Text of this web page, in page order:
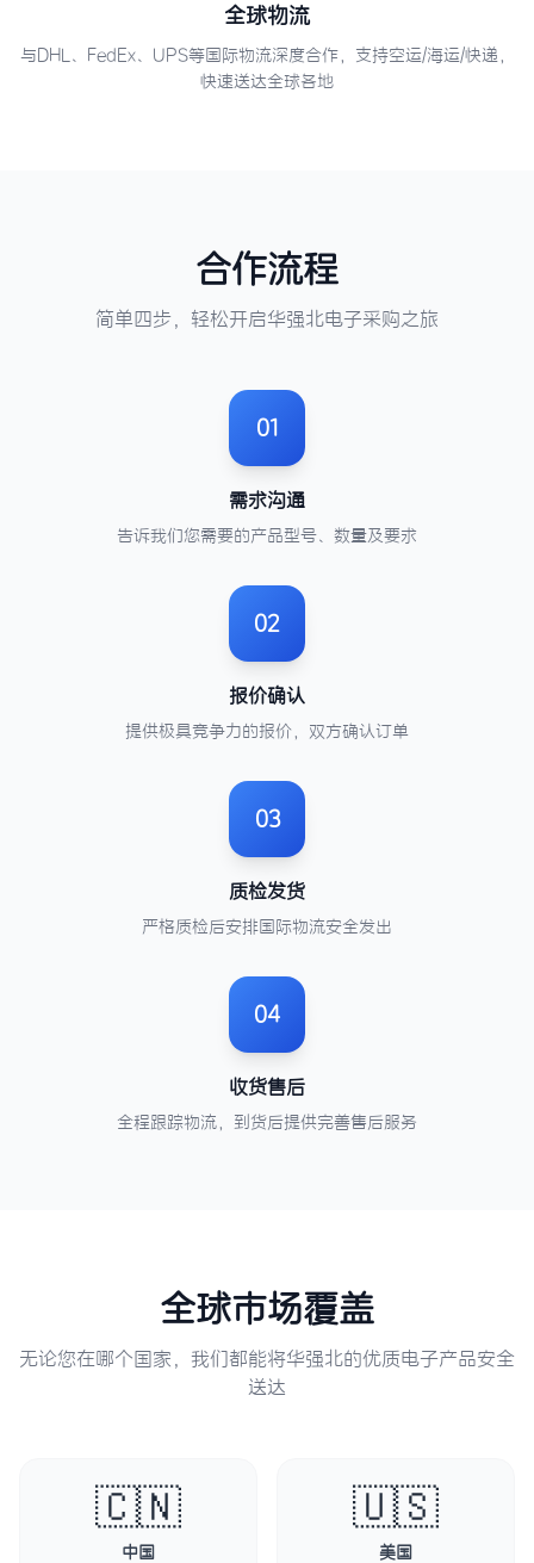
全球物流
与DHL、FedEx、UPS等国际物流深度合作，支持空运/海运/快递，
快速送达全球各地
合作流程
简单四步，轻松开启华强北电子采购之旅
01
需求沟通
告诉我们您需要的产品型号、数量及要求
02
报价确认
提供极具竞争力的报价，双方确认订单
03
质检发货
严格质检后安排国际物流安全发出
04
收货售后
全程跟踪物流，到货后提供完善售后服务
全球市场覆盖
无论您在哪个国家，我们都能将华强北的优质电子产品安全
送达
🇨🇳
中国
🇺🇸
美国